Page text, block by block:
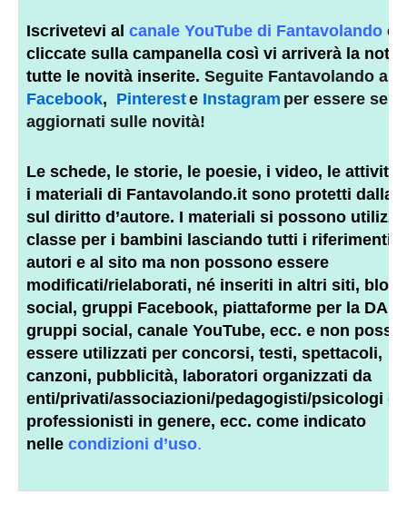
Iscrivetevi al canale YouTube di Fantavolando e
cliccate sulla campanella così vi arriverà la
tutte le novità inserite. Seguite Fantavolando
Facebook, Pintereste Instagram per essere
aggiornati sulle novità!
Le schede, le storie, le poesie, i video, le attività
i materiali di Fantavolando.it sono protetti dalla
sul diritto d’autore. I materiali si possono
classe per i bambini lasciando tutti i riferimenti
autori e al sito ma non possono essere
modificati/rielaborati, né inseriti in altri siti, blog,
social, gruppi Facebook, piattaforme per la DAD,
gruppi social, canale YouTube, ecc. e non
essere utilizzati per concorsi, testi, spettacoli,
canzoni, pubblicità, laboratori organizzati da
enti/privati/associazioni/pedagogisti/psicologi o
professionisti in genere, ecc. come indicato
nelle condizioni d’uso.